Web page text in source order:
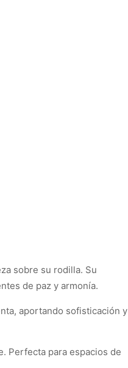
sobre su rodilla. Su
de paz y armonía.
aportando sofisticación y
Perfecta para espacios de